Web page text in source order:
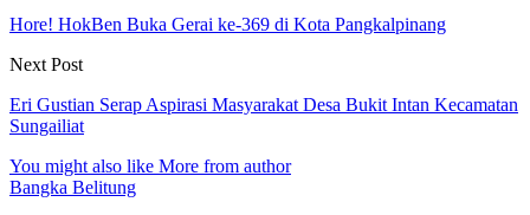
Hore! HokBen Buka Gerai ke-369 di Kota Pangkalpinang
Next Post
Eri Gustian Serap Aspirasi Masyarakat Desa Bukit Intan Kecamatan
Sungailiat
You might also like More from author
Bangka Belitung